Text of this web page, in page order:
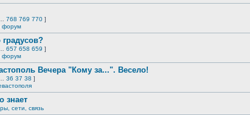
768 769 770 ]
форум
657 658 659 ]
форум
Вечера "Кому за...". Весело!
36 37 38 ]
знает
сети, связь